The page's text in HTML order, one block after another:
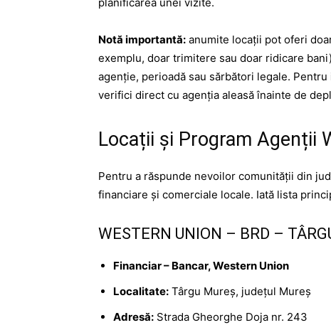
planificarea unei vizite.
Notă importantă: anumite locații pot oferi
exemplu, doar trimitere sau doar ridicare
agenție, perioadă sau sărbători legale.
verifici direct cu agenția aleasă înainte de
Locații și Program Agenții
Pentru a răspunde nevoilor comunității din
financiare și comerciale locale. Iată lista
WESTERN UNION – BRD –
Financiar – Bancar, Western Union
Localitate: Târgu Mureș, județul Mureș
Adresă: Strada Gheorghe Doja nr. 243